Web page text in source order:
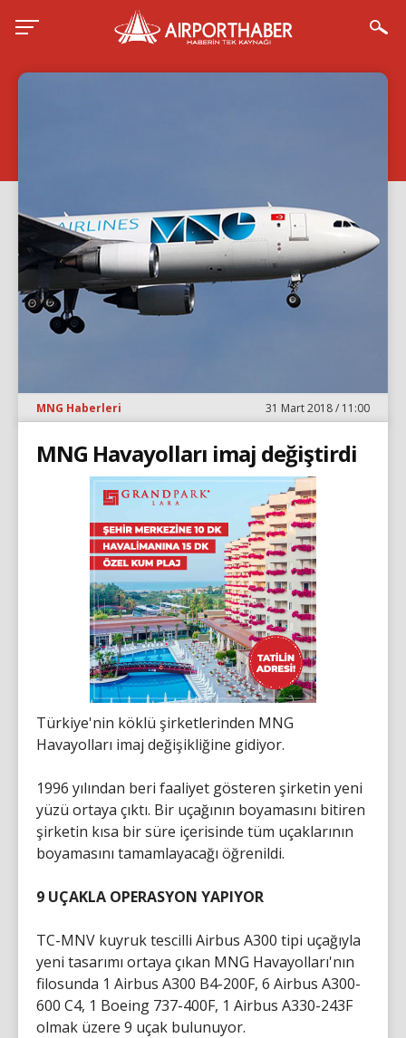
MNG Haberleri 31 Mart 2018 / 11:00
MNG Havayolları imaj değiştirdi
Türkiye'nin köklü şirketlerinden MNG
Havayolları imaj değişikliğine gidiyor.
1996 yılından beri faaliyet gösteren şirketin yeni
yüzü ortaya çıktı. Bir uçağının boyamasını bitiren
şirketin kısa bir süre içerisinde tüm uçaklarının
boyamasını tamamlayacağı öğrenildi.
9 UÇAKLA OPERASYON YAPIYOR
TC-MNV kuyruk tescilli Airbus A300 tipi uçağıyla
yeni tasarımı ortaya çıkan MNG Havayolları'nın
filosunda 1 Airbus A300 B4-200F, 6 Airbus A300-
600 C4, 1 Boeing 737-400F, 1 Airbus A330-243F
olmak üzere 9 uçak bulunuyor.